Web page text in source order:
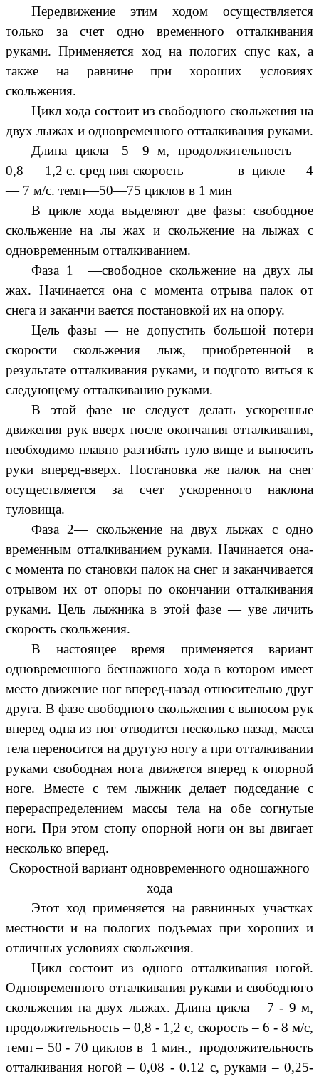
Передвижение этим ходом осуществляется
только за счет одно временного отталкивания
руками. Применяется ход на пологих спус ках, а
также на равнине при хороших условиях
скольжения.
Цикл хода состоит из свободного скольжения на
двух лыжах и одновременного отталкивания руками.
Длина цикла—5—9 м, продолжительность —
0,8 — 1,2 с. сред няя скорость в цикле — 4
— 7 м/с. темп—50—75 циклов в 1 мин
В цикле хода выделяют две фазы: свободное
скольжение на лы жах и скольжение на лыжах с
одновременным отталкиванием.
Фаза 1 —свободное скольжение на двух лы
жах. Начинается она с момента отрыва палок от
снега и заканчи вается постановкой их на опору.
Цель фазы — не допустить большой потери
скорости скольжения лыж, приобретенной в
результате отталкивания руками, и подгото виться к
следующему отталкиванию руками.
В этой фазе не следует делать ускоренные
движения рук вверх после окончания отталкивания,
необходимо плавно разгибать туло вище и выносить
руки вперед-вверх. Постановка же палок на снег
осуществляется за счет ускоренного наклона
туловища.
Фаза 2— скольжение на двух лыжах с одно
временным отталкиванием руками. Начинается она-
с момента по становки палок на снег и заканчивается
отрывом их от опоры по окончании отталкивания
руками. Цель лыжника в этой фазе — уве личить
скорость скольжения.
В настоящее время применяется вариант
одновременного бесшажного хода в котором имеет
место движение ног вперед-назад относительно друг
друга. В фазе свободного скольжения с выносом рук
вперед одна из ног отводится несколько назад, масса
тела переносится на другую ногу а при отталкивании
руками свободная нога движется вперед к опорной
ноге. Вместе с тем лыжник делает подседание с
перераспределением массы тела на обе согнутые
ноги. При этом стопу опорной ноги он вы двигает
несколько вперед.
Скоростной вариант одновременного одношажного
хода
Этот ход применяется на равнинных участках
местности и на пологих подъемах при хороших и
отличных условиях скольжения.
Цикл состоит из одного отталкивания ногой.
Одновременного отталкивания руками и свободного
скольжения на двух лыжах. Длина цикла – 7 - 9 м,
продолжительность – 0,8 - 1,2 с, скорость – 6 - 8 м/с,
темп – 50 - 70 циклов в 1 мин., продолжительность
отталкивания ногой – 0,08 - 0.12 с, руками – 0,25-